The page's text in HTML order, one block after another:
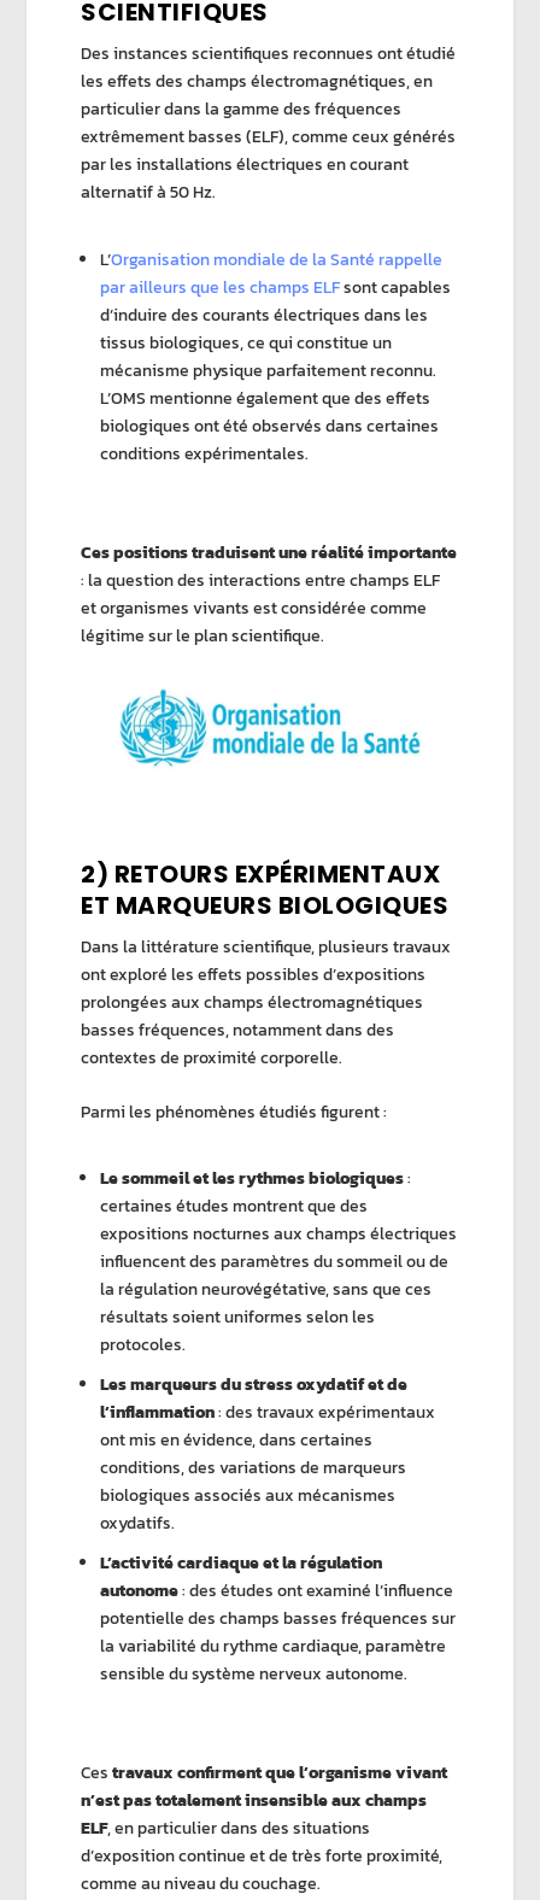
SCIENTIFIQUES
Des instances scientifiques reconnues ont étudié
les effets des champs électromagnétiques, en
particulier dans la gamme des fréquences
extrêmement basses (ELF), comme ceux générés
par les installations électriques en courant
alternatif à 50 Hz.
L’Organisation mondiale de la Santé rappelle
par ailleurs que les champs ELFsont capables
d’induire des courants électriques dans les
tissus biologiques, ce qui constitue un
mécanisme physique parfaitement reconnu.
L’OMS mentionne également que des effets
biologiques ont été observés dans certaines
conditions expérimentales.
Ces positions traduisent une réalité importante
: la question des interactions entre champs ELF
et organismes vivants est considérée comme
légitime sur le plan scientifique.
2) RETOURS EXPÉRIMENTAUX
ET MARQUEURS BIOLOGIQUES
Dans la littérature scientifique, plusieurs travaux
ont exploré les effets possibles d’expositions
prolongées aux champs électromagnétiques
basses fréquences, notamment dans des
contextes de proximité corporelle.
Parmi les phénomènes étudiés figurent :
Le sommeil et les rythmes biologiques:
certaines études montrent que des
expositions nocturnes aux champs électriques
influencent des paramètres du sommeil ou de
la régulation neurovégétative, sans que ces
résultats soient uniformes selon les
protocoles.
Les marqueurs du stress oxydatif et de
l’inflammation: des travaux expérimentaux
ont mis en évidence, dans certaines
conditions, des variations de marqueurs
biologiques associés aux mécanismes
oxydatifs.
L’activité cardiaque et la régulation
autonome: des études ont examiné l’influence
potentielle des champs basses fréquences sur
la variabilité du rythme cardiaque, paramètre
sensible du système nerveux autonome.
Cestravaux confirment que l’organisme vivant
n’est pas totalement insensible aux champs
ELF, en particulier dans des situations
d’exposition continue et de très forte proximité,
comme au niveau du couchage.